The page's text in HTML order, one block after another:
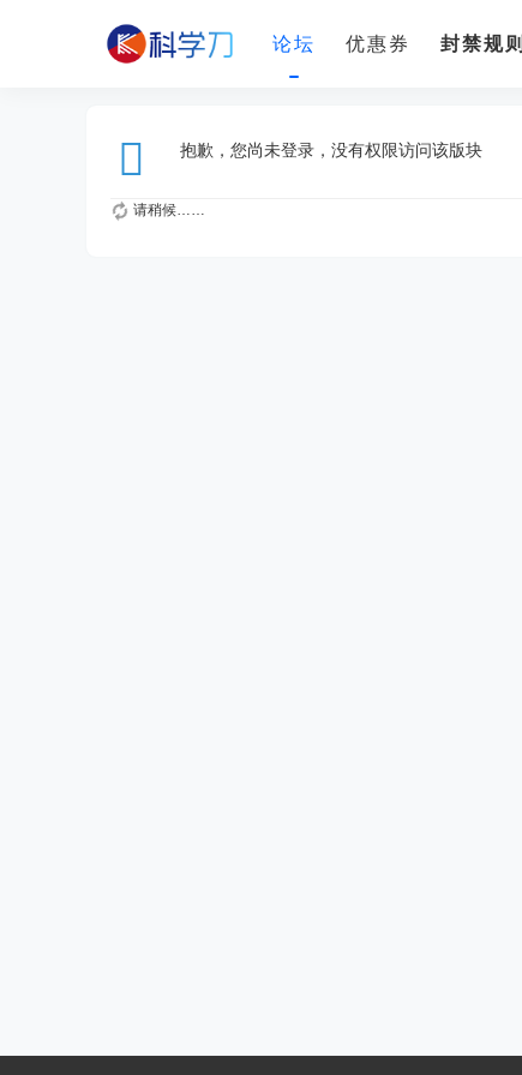
论坛 优惠券 封禁规则
抱歉，您尚未登录，没有权限访问该版块
请稍候……